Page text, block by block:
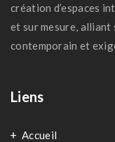
création d’espaces
et sur mesure,
contemporain et
Liens
Accueil